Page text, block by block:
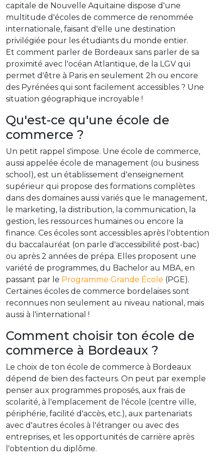
capitale de Nouvelle Aquitaine dispose d'une
multitude d'écoles de commerce de renommée
internationale, faisant d'elle une destination
privilégiée pour les étudiants du monde entier.
Et comment parler de Bordeaux sans parler de sa
proximité avec l'océan Atlantique, de la LGV qui
permet d'être à Paris en seulement 2h ou encore
des Pyrénées qui sont facilement accessibles ? Une
situation géographique incroyable !
Qu'est-ce qu'une école de
commerce ?
Un petit rappel s'impose. Une école de commerce,
aussi appelée école de management (ou business
school), est un établissement d'enseignement
supérieur qui propose des formations complètes
dans des domaines aussi variés que le management,
le marketing, la distribution, la communication, la
gestion, les ressources humaines ou encore la
finance. Ces écoles sont accessibles après l'obtention
du baccalauréat (on parle d'accessibilité post-bac)
ou après 2 années de prépa. Elles proposent une
variété de programmes, du Bachelor au MBA, en
passant par le Programme Grande École (PGE).
Certaines écoles de commerce bordelaises sont
reconnues non seulement au niveau national, mais
aussi à l'international !
Comment choisir ton école de
commerce à Bordeaux ?
Le choix de ton école de commerce à Bordeaux
dépend de bien des facteurs. On peut par exemple
penser aux programmes proposés, aux frais de
scolarité, à l'emplacement de l'école (centre ville,
périphérie, facilité d'accès, etc.), aux partenariats
avec d'autres écoles à l'étranger ou avec des
entreprises, et les opportunités de carrière après
l'obtention du diplôme.